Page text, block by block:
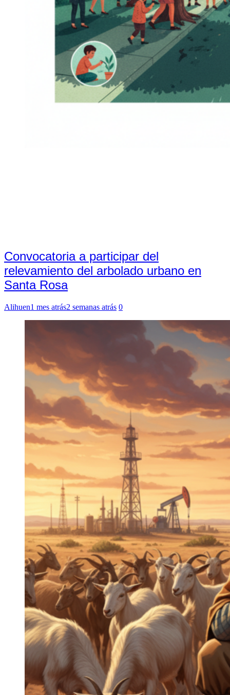
Convocatoria a participar del
relevamiento del arbolado urbano en
Santa Rosa
Alihuen1 mes atrás2 semanas atrás 0